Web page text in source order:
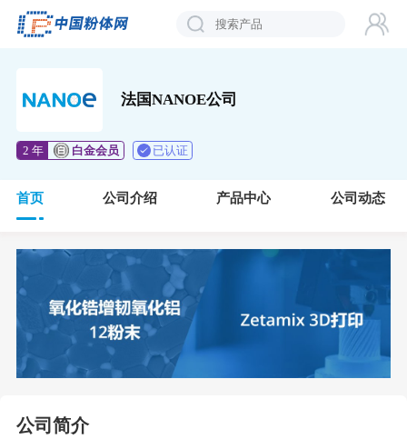
法国NANOE公司
2 年 白金会员 已认证
首页 公司介绍 产品中心 公司动态
公司简介